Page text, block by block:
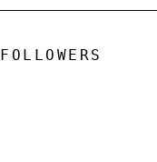
FOLLOWERS